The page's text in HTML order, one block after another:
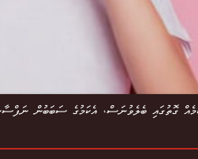
ގޮތުގައި ބެލެވުނަސް، އެކަމުގެ ސަބަބުން